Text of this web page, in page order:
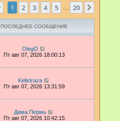
Страница1 из 20
1 2 3 4 5 20
ПОСЛЕДНЕЕ СООБЩЕНИЕ
OlegO
Пт авг 07, 2026 18:00:13
Kelistraza
Пт авг 07, 2026 13:31:59
Дима Пермь
Пт авг 07, 2026 10:42:15